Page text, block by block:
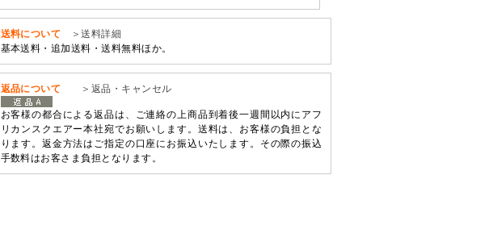
送料について
＞送料詳細
基本送料・追加送料・送料無料ほか。
返品について ＞返品・キャンセル
お客様の都合による返品は、ご連絡の上商品到着後一週間以内にアフ
リカンスクエアー本社宛でお願いします。送料は、お客様の負担とな
ります。返金方法はご指定の口座にお振込いたします。その際の振込
手数料はお客さま負担となります。